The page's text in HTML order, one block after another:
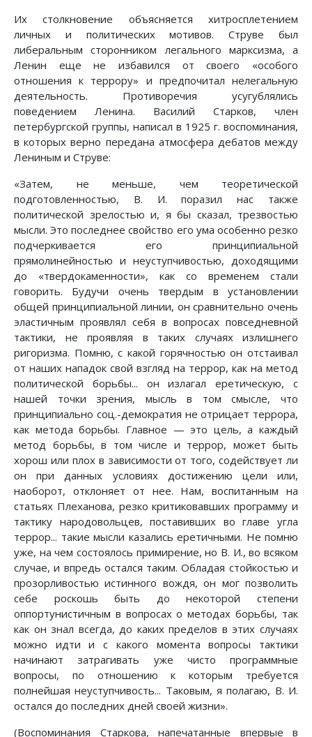
Их столкновение объясняется хитросплетением
личных и политических мотивов. Струве был
либеральным сторонником легального марксизма, а
Ленин еще не избавился от своего «особого
отношения к террору» и предпочитал нелегальную
деятельность. Противоречия усугублялись
поведением Ленина. Василий Старков, член
петербургской группы, написал в 1925 г. воспоминания,
в которых верно передана атмосфера дебатов между
Лениным и Струве:
«Затем, не меньше, чем теоретической
подготовленностью, В. И. поразил нас также
политической зрелостью и, я бы сказал, трезвостью
мысли. Это последнее свойство его ума особенно резко
подчеркивается его принципиальной
прямолинейностью и неуступчивостью, доходящими
до «твердокаменности», как со временем стали
говорить. Будучи очень твердым в установлении
общей принципиальной линии, он сравнительно очень
эластичным проявлял себя в вопросах повседневной
тактики, не проявляя в таких случаях излишнего
ригоризма. Помню, с какой горячностью он отстаивал
от наших нападок свой взгляд на террор, как на метод
политической борьбы... он излагал еретическую, с
нашей точки зрения, мысль в том смысле, что
принципиально соц.-демократия не отрицает террора,
как метода борьбы. Главное — это цель, а каждый
метод борьбы, в том числе и террор, может быть
хорош или плох в зависимости от того, содействует ли
он при данных условиях достижению цели или,
наоборот, отклоняет от нее. Нам, воспитанным на
статьях Плеханова, резко критиковавших программу и
тактику народовольцев, поставивших во главе угла
террор... такие мысли казались еретичными. Не помню
уже, на чем состоялось примирение, но В. И., во всяком
случае, и впредь остался таким. Обладая стойкостью и
прозорливостью истинного вождя, он мог позволить
себе роскошь быть до некоторой степени
оппортунистичным в вопросах о методах борьбы, так
как он знал всегда, до каких пределов в этих случаях
можно идти и с какого момента вопросы тактики
начинают затрагивать уже чисто программные
вопросы, по отношению к которым требуется
полнейшая неуступчивость... Таковым, я полагаю, В. И.
остался до последних дней своей жизни».
(Воспоминания Старкова, напечатанные впервые в